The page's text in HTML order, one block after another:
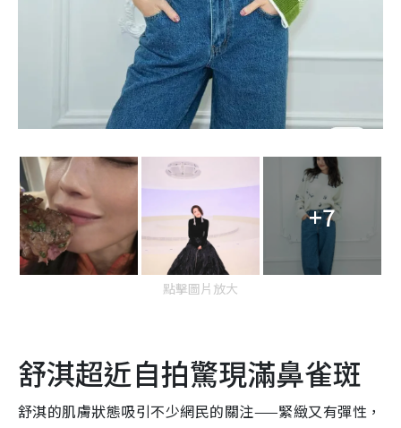
+7
點擊圖片放大
舒淇超近自拍驚現滿鼻雀斑
舒淇的肌膚狀態吸引不少網民的關注——緊緻又有彈性，